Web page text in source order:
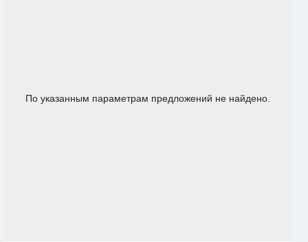
По указанным параметрам предложений не найдено.